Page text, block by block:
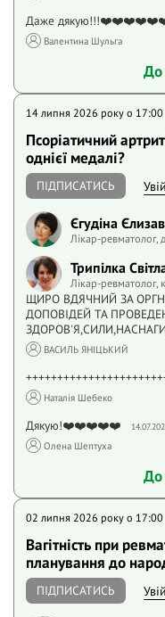
Даже
Валентина Шульга
До
14 липня 2026 року o 17:00
Псоріатичний
однієї медалі?
ПІДПИСАТИСЬ
Єгудіна
Лікар-
Трипілка
Лікар-
ЩИРО ВДЯЧНИЙ ЗА
ДОПОВІДЕЙ ТА
ВАСИЛЬ ЯНІЦЬКИЙ
Наталія Шебеко
Дякую!❤️❤️❤️❤️❤️
Олена Шептуха
До
02 липня 2026 року o 17:00
Вагітність при
планування до
ПІДПИСАТИСЬ